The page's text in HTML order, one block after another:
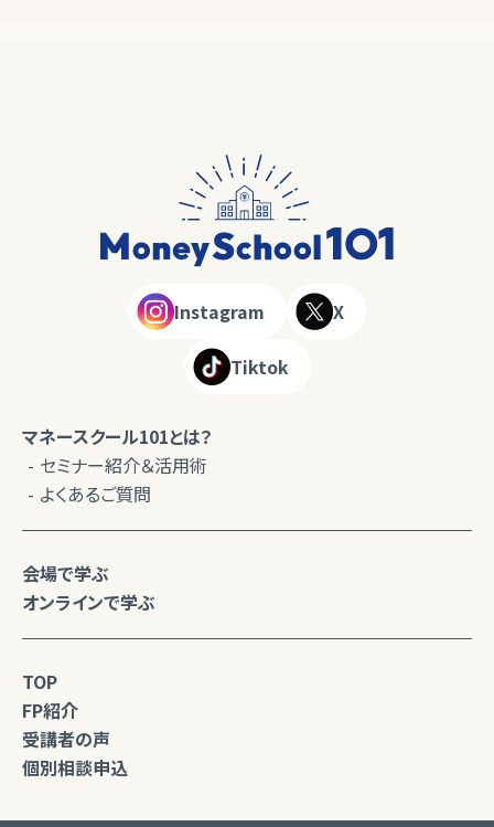
Instagram X
Tiktok
マネースクール101とは？
セミナー紹介＆活用術
よくあるご質問
会場で学ぶ
オンラインで学ぶ
TOP
FP紹介
受講者の声
個別相談申込